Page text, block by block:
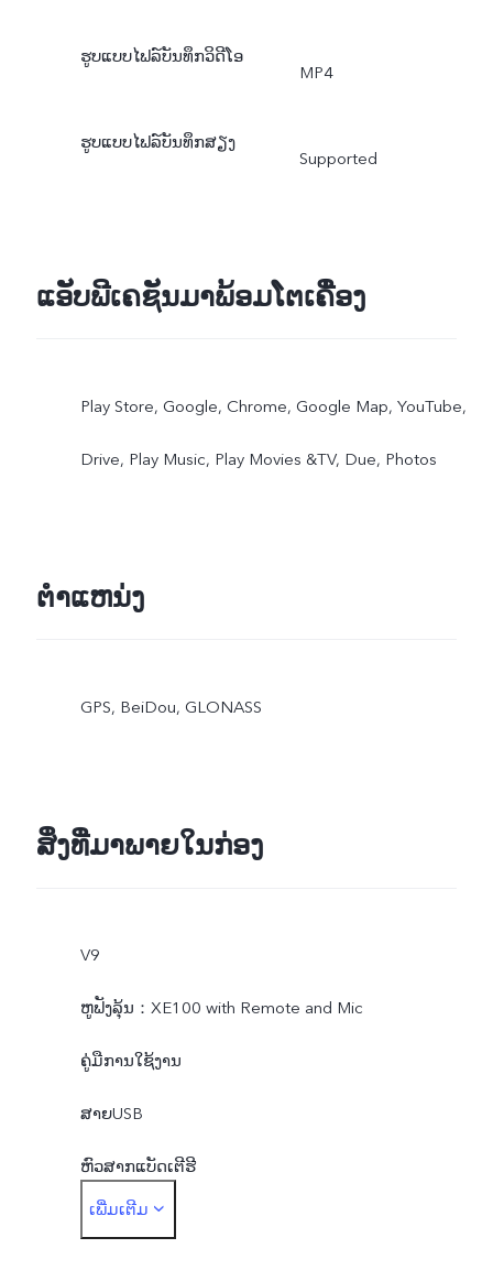
ຮູບແບບໄຟລ໌ບັນທຶກວິດີໂອ
MP4
ຮູບແບບໄຟລ໌ບັນທຶກສຽງ
Supported
ແອັບພີເຄຊັນມາພ້ອມໂຕເຄື່ອງ
Play Store, Google, Chrome, Google Map, YouTube,
Drive, Play Music, Play Movies &TV, Due, Photos
ຕຳແຫນ່ງ
GPS, BeiDou, GLONASS
ສິ່ງທີ່ມາພາຍໃນກ່ອງ
V9
ຫູຟັງລຸ້ນ：XE100 with Remote and Mic
ຄູ່ມືການໃຊ້ງານ
ສາຍUSB
ຫົວສາກແບັດເຕີຮີ
ເຂັມຈີ້ມຊີມSIM
ເພີ່ມເຕີມ